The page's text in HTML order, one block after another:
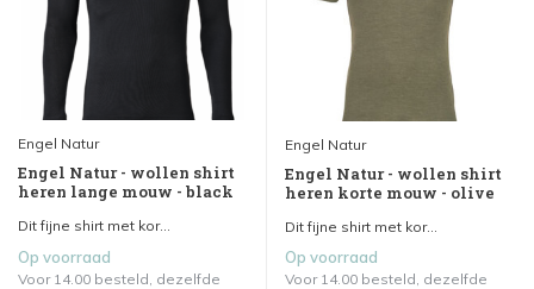
Engel Natur
Engel Natur - wollen shirt
heren lange mouw - black
Dit fijne shirt met kor...
Op voorraad
Voor 14.00 besteld, dezelfde
Engel Natur
Engel Natur - wollen shirt
heren korte mouw - olive
Dit fijne shirt met kor...
Op voorraad
Voor 14.00 besteld, dezelfde